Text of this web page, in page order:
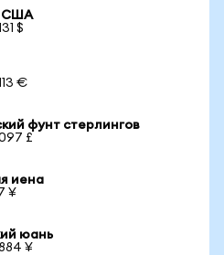
США
$
€
фунт стерлингов
£
иена
¥
юань
¥